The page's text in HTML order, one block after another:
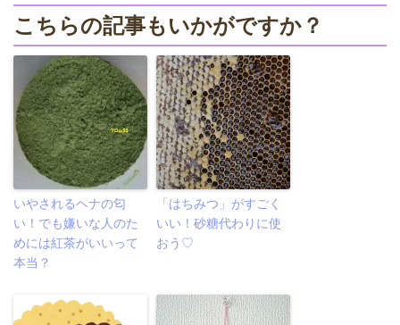
こちらの記事もいかがですか？
いやされるヘナの匂
い！でも嫌いな人のた
めには紅茶がいいって
本当？
「はちみつ」がすごく
いい！砂糖代わりに使
おう♡